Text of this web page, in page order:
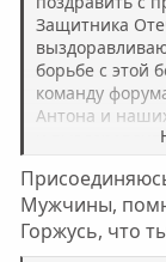
Защитника
борьбе с этой
команду
Антона и
и
Еще раз всех
Мужчины,
Горжусь, что